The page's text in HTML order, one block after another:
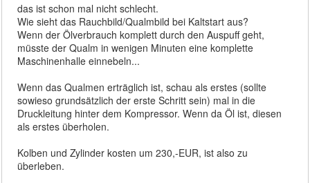
das ist schon mal nicht schlecht.
Wie sieht das Rauchbild/Qualmbild bei Kaltstart aus?
Wenn der Ölverbrauch komplett durch den Auspuff geht,
müsste der Qualm in wenigen Minuten eine komplette
Maschinenhalle einnebeln...
Wenn das Qualmen erträglich ist, schau als erstes (sollte
sowieso grundsätzlich der erste Schritt sein) mal in die
Druckleitung hinter dem Kompressor. Wenn da Öl ist, diesen
als erstes überholen.
Kolben und Zylinder kosten um 230,-EUR, ist also zu
überleben.